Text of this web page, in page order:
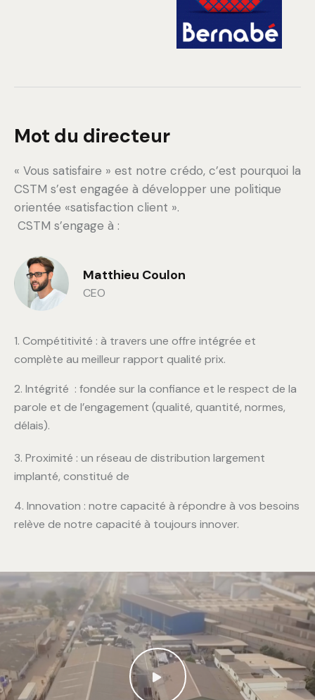
Mot du directeur
« Vous satisfaire » est notre crédo, c’est pourquoi la
CSTM s’est engagée à développer une politique
orientée «satisfaction client ».
CSTM s’engage à :
Matthieu Coulon
CEO
1. Compétitivité : à travers une offre intégrée et
complète au meilleur rapport qualité prix.
2. Intégrité : fondée sur la confiance et le respect de la
parole et de l’engagement (qualité, quantité, normes,
délais).
3. Proximité : un réseau de distribution largement
implanté, constitué de
4. Innovation : notre capacité à répondre à vos besoins
relève de notre capacité à toujours innover.